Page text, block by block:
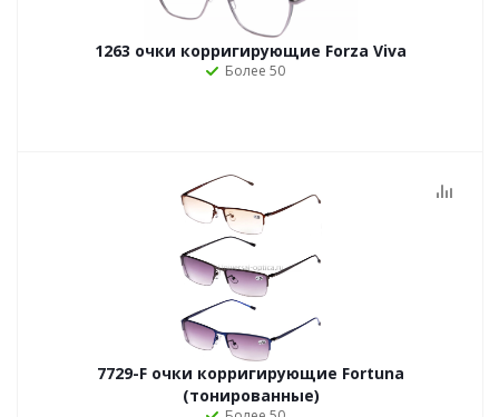
1263 очки корригирующие Forza Viva
Более 50
7729-F очки корригирующие Fortuna
(тонированные)